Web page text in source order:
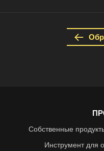
Собственные
Инструмент для